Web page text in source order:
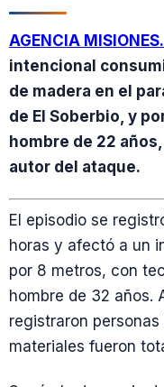
AGENCIA
intencional
de madera en el
de El Soberbio, y
hombre de 22
autor del ataque.
El episodio se
horas y afectó a un
por 8 metros, con
hombre de 32 años.
registraron
materiales fueron